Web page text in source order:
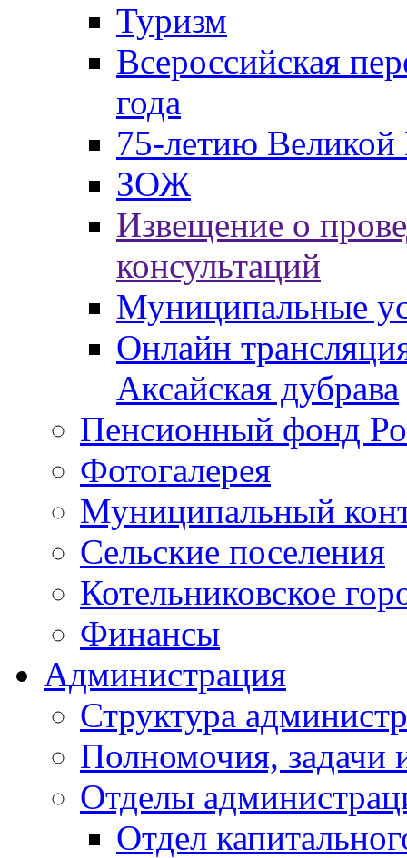
Туризм
Всероссийская
года
75-летию
ЗОЖ
Извещение о
консультаций
Муниципальные
Онлайн
Аксайская дубрава
Пенсионный фонд
Фотогалерея
Муниципальный
Сельские поселения
Котельниковское
Финансы
Администрация
Структура
Полномочия, задачи
Отделы
Отдел